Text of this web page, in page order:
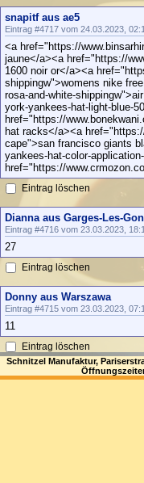
snapitf aus ae5
Eintrag #4717 vom 24.03.2023,
<a href="https://
jaune</a><a href="https://
1600 noir or</a><a
shippingw">womens nike
rosa-and-white-
york-yankees-hat-light-blue-
href="https://
hat racks</a><a
cape">san francisco giants
yankees-hat-color-
href="https://
Eintrag löschen
Dianna aus Garges-Les-
Eintrag #4716 vom 23.03.2023,
27
Eintrag löschen
Donny aus Warszawa
Eintrag #4715 vom 23.03.2023,
11
Eintrag löschen
Wendell aus Borgo Fornari
Schnitzel Manufaktur,